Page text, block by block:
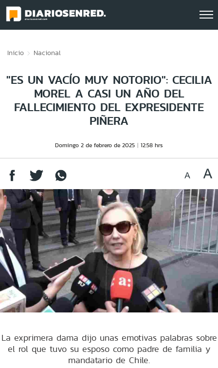
Inicio Nacional
"ES UN VACÍO MUY NOTORIO": CECILIA
MOREL A CASI UN AÑO DEL
FALLECIMIENTO DEL EXPRESIDENTE
PIÑERA
Domingo 2 de febrero de 2025 12:58 hrs
La exprimera dama dijo unas emotivas palabras sobre
el rol que tuvo su esposo como padre de familia y
mandatario de Chile.